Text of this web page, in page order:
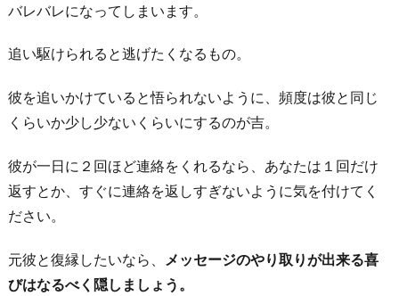
バレバレになってしまいます。
追い駆けられると逃げたくなるもの。
彼を追いかけていると悟られないように、頻度は彼と同じ
くらいか少し少ないくらいにするのが吉。
彼が一日に２回ほど連絡をくれるなら、あなたは１回だけ
返すとか、すぐに連絡を返しすぎないように気を付けてく
ださい。
元彼と復縁したいなら、
メッセージのやり取りが出来る喜
びはなるべく隠しましょう。